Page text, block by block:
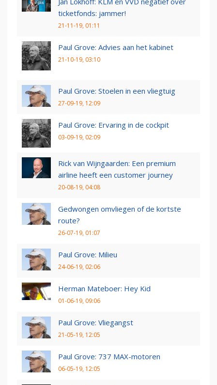
ticketfonds: jammer!
21-11-19, 01:11
Paul Grove: Advies aan het kabinet
21-10-19, 03:10
Paul Grove: Stoelen in een vliegtuig
27-09-19, 12:09
Paul Grove: Ervaring in de cockpit
03-09-19, 02:09
Rick van Wijngaarden: Een premium
airline heeft een customer journey
20-08-19, 04:08
Gedwongen omvliegen of de kortste
route?
26-07-19, 01:07
Paul Grove: Milieu
24-06-19, 02:06
Herman Mateboer: Hey Kid
01-06-19, 09:06
Paul Grove: Vliegangst
21-05-19, 12:05
Paul Grove: 737 MAX-motoren
06-05-19, 12:05